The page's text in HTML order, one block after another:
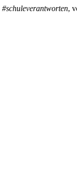
#schuleverantworten,